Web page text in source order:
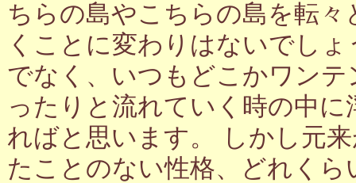
ちらの島やこちらの島を転
くことに変わりはないでし
でなく、いつもどこかワン
ったりと流れていく時の中
ればと思います。 しかし元
たことのない性格、どれく